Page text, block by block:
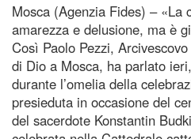
Mosca (Agenzia Fides) – «La
amarezza e delusione, ma è
Così Paolo Pezzi,
di Dio a Mosca, ha parlato
durante l’omelia della
presieduta in occasione del
del sacerdote Konstantin